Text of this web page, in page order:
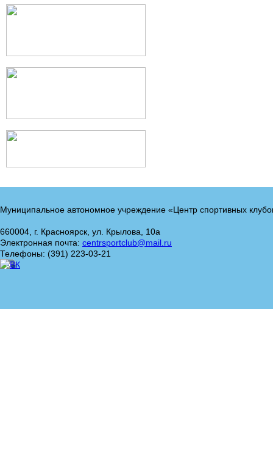
Муниципальное автономное учреждение «Центр спортивных
660004, г. Красноярск, ул. Крылова, 10а
Электронная почта: centrsportclub@mail.ru
Телефоны: (391) 223-03-21